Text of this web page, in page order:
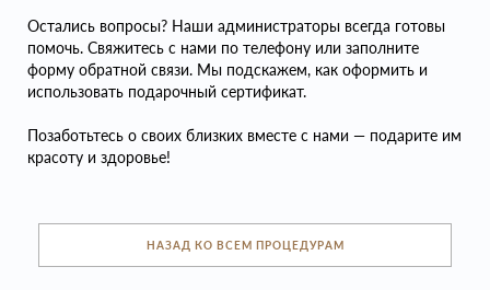
Остались вопросы? Наши администраторы всегда готовы
помочь. Свяжитесь с нами по телефону или заполните
форму обратной связи. Мы подскажем, как оформить и
использовать подарочный сертификат.
Позаботьтесь о своих близких вместе с нами — подарите им
красоту и здоровье!
НАЗАД КО ВСЕМ ПРОЦЕДУРАМ